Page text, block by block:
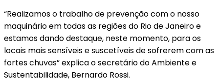
“Realizamos o trabalho de prevenção com o nosso
maquinário em todas as regiões do Rio de Janeiro e
estamos dando destaque, neste momento, para os
locais mais sensíveis e suscetíveis de sofrerem com as
fortes chuvas” explica o secretário do Ambiente e
Sustentabilidade, Bernardo Rossi.